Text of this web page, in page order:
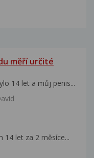
měří určité
14 let a můj penis...
14 let za 2 měsíce...